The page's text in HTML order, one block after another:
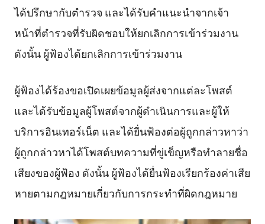
ได้ปรึกษากับตำรวจ และได้รับคำแนะนำจากเจ้า
หน้าที่ตำรวจที่รับผิดชอบให้ยกเลิกการเข้าร่วมงาน
ดังนั้น ผู้ฟ้องได้ยกเลิกการเข้าร่วมงาน
ผู้ฟ้องได้ร้องขอเปิดเผยข้อมูลผู้ส่งจากแต่ละโพสต์
และได้รับข้อมูลผู้โพสต์จากผู้ดำเนินการและผู้ให้
บริการอินเทอร์เน็ต และได้ยื่นฟ้องต่อผู้ถูกกล่าวหาว่า
ผู้ถูกกล่าวหาได้โพสต์บทความที่ขู่เข็ญหรือทำลายชื่อ
เสียงของผู้ฟ้อง ดังนั้น ผู้ฟ้องได้ยื่นฟ้องเรียกร้องค่าเสีย
หายตามกฎหมายเกี่ยวกับการกระทำที่ผิดกฎหมาย